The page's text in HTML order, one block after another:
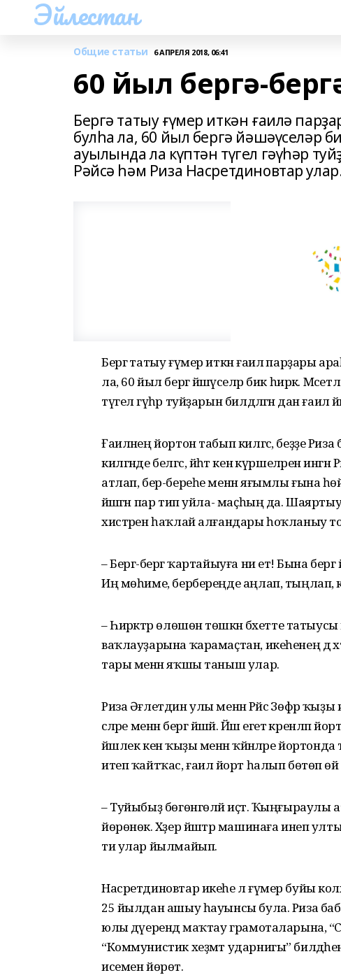
Эйлестан
Общие статьи 6 АПРЕЛЯ 2018, 06:41
60 йыл бергә-
Бергә татыу ғүмер иткән ғаилә
булһа ла, 60 йыл бергә йәшәүселәр
ауылында ла күптән түгел гәүһәр
Рәйсә һәм Риза Насретдиновтар
Бергә татыу ғүмер иткән ғаилә
ла, 60 йыл бергә йәшәүселәр бик һирәк.
түгел гәүһәр туйҙарын билдәләгән дан
Ғаиләнең йортон табып килгәс, беҙҙе
килгәнде белгәс, йәһәт кенә күршеләренә
атлап, бер-береһе менән яғымлы ғына
йәшәгән пар тип уйла- маҫһың да.
хистәрен һаҡлай алғандары һоҡланыу
– Бергә-бергә ҡартайыуға ни етә! Бына
Иң мөһиме, бербереңде аңлап, тыңлап,
– Һирәктәр өлөшөнә төшкән бәхетте
ваҡлауҙарына ҡарамаҫтан, икеһенең
тары менән яҡшы таныш улар.
Риза Әғлетдин улы менән Рәйсә Зөфәр
әсәләре менән бергә йәшәй. Йәш егет әкренләп
йәшлек кенә ҡыҙы менән ҡәйнәләре
итеп ҡайтҡас, ғаилә йорт һалып бөтөп
– Туйыбыҙ бөгөнгөләй иҫтә.
йөрөнөк. Хәҙер йәштәр машинаға инеп
ти улар йылмайып.
Насретдиновтар икеһе лә ғүмер буйы
25 йылдан ашыу һауынсы була. Риза
юлы дәүерендә маҡтау грамоталарына,
“Коммунистик хеҙмәт ударнигы”
исемен йөрөтә.